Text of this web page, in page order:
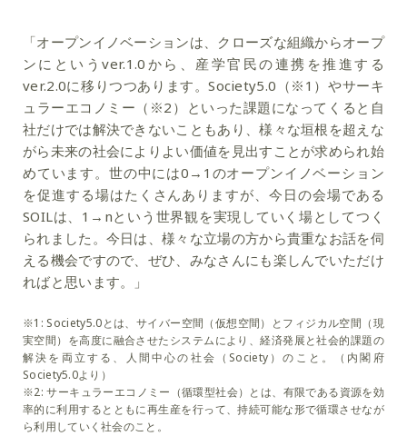
「オープンイノベーションは、クローズな組織からオープ
ンにというver.1.0から、産学官民の連携を推進する
ver.2.0に移りつつあります。Society5.0（※1）やサーキ
ュラーエコノミー（※2）といった課題になってくると自
社だけでは解決できないこともあり、様々な垣根を超えな
がら未来の社会によりよい価値を見出すことが求められ始
めています。世の中には0→1のオープンイノベーション
を促進する場はたくさんありますが、今日の会場である
SOILは、1→nという世界観を実現していく場としてつく
られました。今日は、様々な立場の方から貴重なお話を伺
える機会ですので、ぜひ、みなさんにも楽しんでいただけ
ればと思います。」
※1: Society5.0とは、サイバー空間（仮想空間）とフィジカル空間（現
実空間）を高度に融合させたシステムにより、経済発展と社会的課題の
解決を両立する、人間中心の社会（Society）のこと。（内閣府
Society5.0より）
※2: サーキュラーエコノミー（循環型社会）とは、有限である資源を効
率的に利用するとともに再生産を行って、持続可能な形で循環させなが
ら利用していく社会のこと。